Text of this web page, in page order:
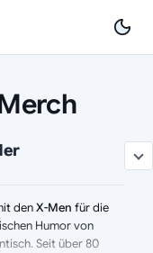
denX-Men für die
Humor von
Seit über 80